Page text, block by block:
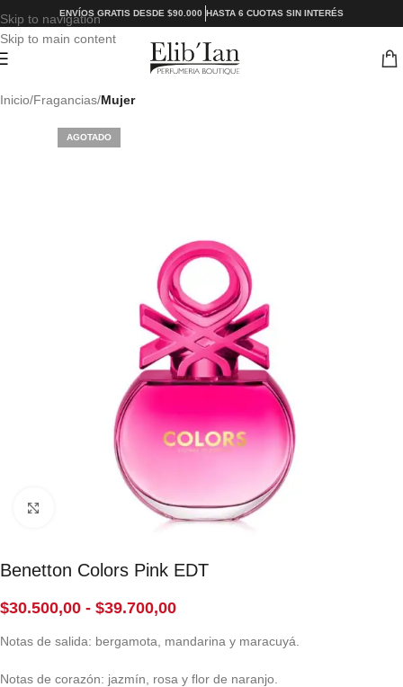
Skip to navigation
Skip to main content
ENVÍOS GRATIS DESDE $90.000 HASTA 6 CUOTAS SIN INTERÉS
Inicio Fragancias Mujer
AGOTADO
Benetton Colors Pink EDT
$30.500,00 - $39.700,00
Notas de salida: bergamota, mandarina y maracuyá.
Notas de corazón: jazmín, rosa y flor de naranjo.